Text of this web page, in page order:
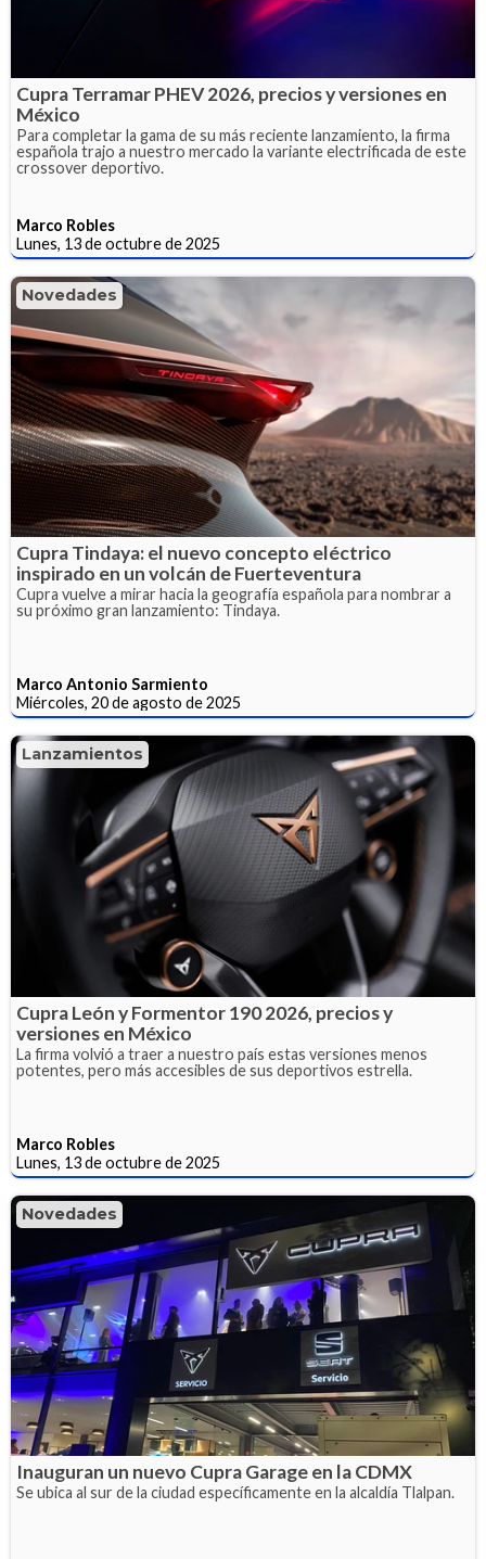
Cupra Terramar PHEV 2026, precios y versiones en
México
Para completar la gama de su más reciente lanzamiento, la firma
española trajo a nuestro mercado la variante electrificada de este
crossover deportivo.
Marco Robles
Lunes, 13 de octubre de 2025
Novedades
Cupra Tindaya: el nuevo concepto eléctrico
inspirado en un volcán de Fuerteventura
Cupra vuelve a mirar hacia la geografía española para nombrar a
su próximo gran lanzamiento: Tindaya.
Marco Antonio Sarmiento
Miércoles, 20 de agosto de 2025
Lanzamientos
Cupra León y Formentor 190 2026, precios y
versiones en México
La firma volvió a traer a nuestro país estas versiones menos
potentes, pero más accesibles de sus deportivos estrella.
Marco Robles
Lunes, 13 de octubre de 2025
Novedades
Inauguran un nuevo Cupra Garage en la CDMX
Se ubica al sur de la ciudad específicamente en la alcaldía Tlalpan.